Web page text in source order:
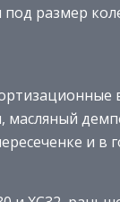
под размер
масляный
и в